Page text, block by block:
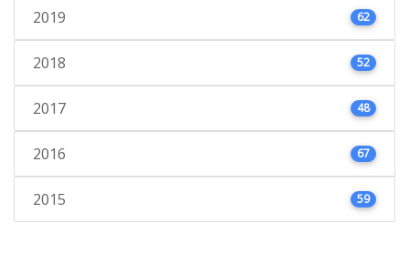
2019 62
2018 52
2017 48
2016 67
2015 59